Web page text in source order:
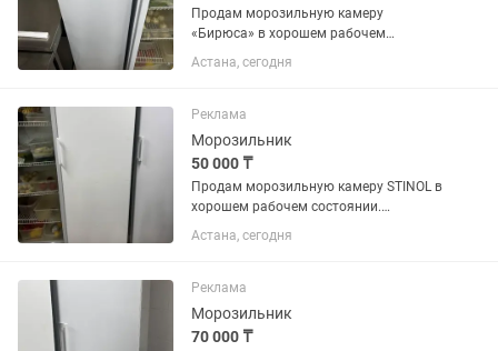
Продам морозильную камеру
«Бирюса» в хорошем рабочем
состоянии. Полностью исправна,
отлично морозит, работает без
наличии. Подходит для дома,
магазина, кафе или...
Астана, сегодня
Реклама
Морозильник
50 000 ₸
Продам морозильную камеру STINOL в
хорошем рабочем состоянии.
Полностью исправна, отлично
морозит, работает тихо. Все полки и
дома, магазина или дачи.
Производитель:...
Астана, сегодня
Реклама
Морозильник
70 000 ₸